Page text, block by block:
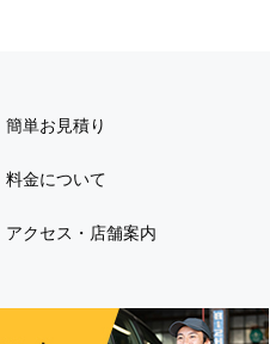
簡単お見積り
料金について
アクセス・店舗案内